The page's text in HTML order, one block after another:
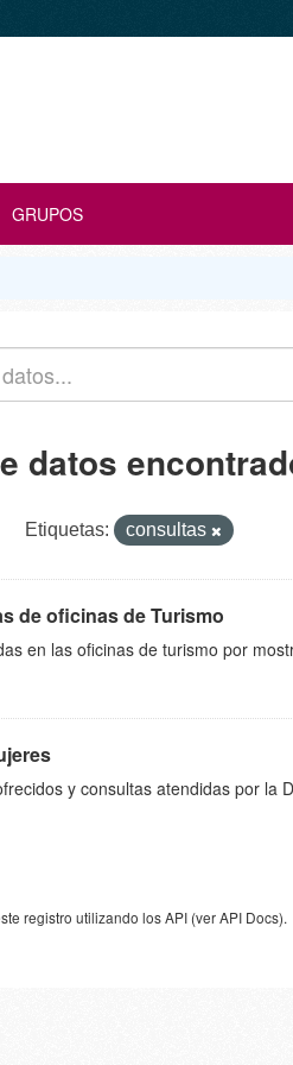
GRUPOS
datos
Etiquetas: consultas
de oficinas de Turismo
en las oficinas de turismo por
y consultas atendidas por la
registro utilizando losAPI (verAPI Docs).